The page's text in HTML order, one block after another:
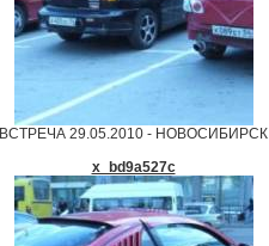
ВСТРЕЧА 29.05.2010 - НОВОСИБИРСК
x_bd9a527c